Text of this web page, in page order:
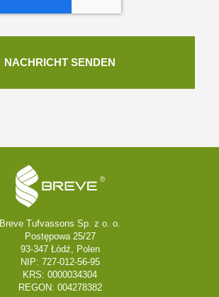
Breve Tufvassons Sp. z o. o.
Postępowa 25/27
93-347 Łódź, Polen
NIP: 727-012-56-95
KRS: 0000034304
REGON: 004278382